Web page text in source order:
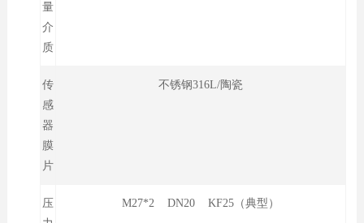
量
介
质
传
感
器
膜
片
不锈钢316L/陶瓷
压
M27*2 DN20 KF25（典型）